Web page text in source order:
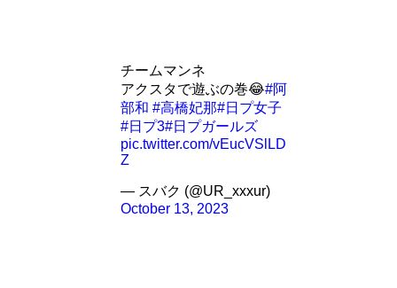
チームマンネ
アクスタで遊ぶの巻😂#阿
部和 #高橋妃那#日プ女子
#日プ3#日プガールズ
pic.twitter.com/vEucVSlLD
Z
— スバク (@UR_xxxur)
October 13, 2023